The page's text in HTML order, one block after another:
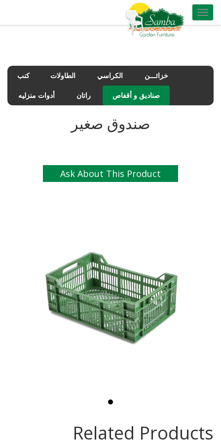
Toggle
navigation
كنب الطاولات الكراسي خزائـــن
أدوات منزليه راتان صناديق و أقفاص
صندوق صغير
Ask About This Product
Related Products